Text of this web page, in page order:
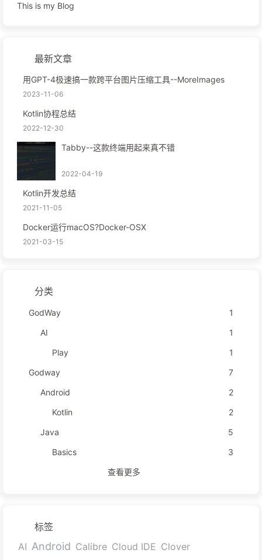
This is my Blog
最新文章
用GPT-4极速搞一款跨平台图片压缩工具--MoreImages
2023-11-06
Kotlin协程总结
2022-12-30
Tabby--这款终端用起来真不错
2022-04-19
Kotlin开发总结
2021-11-05
Docker运行macOS?Docker-OSX
2021-03-15
分类
GodWay
1
AI
1
Play
1
Godway
7
Android
2
Kotlin
2
Java
5
Basics
3
查看更多
标签
AI Android Calibre Cloud IDE Clover